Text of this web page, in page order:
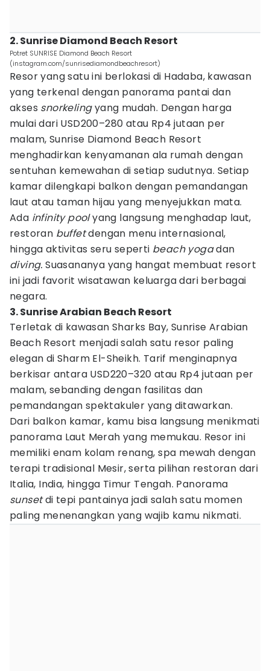
2. Sunrise Diamond Beach Resort
Potret SUNRISE Diamond Beach Resort
(instagram.com/sunrisediamondbeachresort)
Resor yang satu ini berlokasi di Hadaba, kawasan
yang terkenal dengan panorama pantai dan
akses snorkelingyang mudah. Dengan harga
mulai dari USD200–280 atau Rp4 jutaan per
malam, Sunrise Diamond Beach Resort
menghadirkan kenyamanan ala rumah dengan
sentuhan kemewahan di setiap sudutnya. Setiap
kamar dilengkapi balkon dengan pemandangan
laut atau taman hijau yang menyejukkan mata.
Ada infinity poolyang langsung menghadap laut,
restoran buffetdengan menu internasional,
hingga aktivitas seru seperti beach yogadan
diving.Suasananya yang hangat membuat resort
ini jadi favorit wisatawan keluarga dari berbagai
negara.
3. Sunrise Arabian Beach Resort
Terletak di kawasan Sharks Bay, Sunrise Arabian
Beach Resort menjadi salah satu resor paling
elegan di Sharm El-Sheikh. Tarif menginapnya
berkisar antara USD220–320 atau Rp4 jutaan per
malam, sebanding dengan fasilitas dan
pemandangan spektakuler yang ditawarkan.
Dari balkon kamar, kamu bisa langsung menikmati
panorama Laut Merah yang memukau. Resor ini
memiliki enam kolam renang, spa mewah dengan
terapi tradisional Mesir, serta pilihan restoran dari
Italia, India, hingga Timur Tengah. Panorama
sunsetdi tepi pantainya jadi salah satu momen
paling menenangkan yang wajib kamu nikmati.